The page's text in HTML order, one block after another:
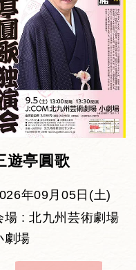
遊亭圓歌
年09月05日(土)
場 : 北九州芸術劇場
劇場